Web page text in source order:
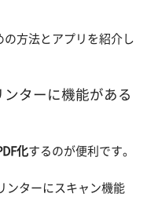
の方法とアプリを紹介し
ターに機能がある
化するのが便利です。
ンターにスキャン機能